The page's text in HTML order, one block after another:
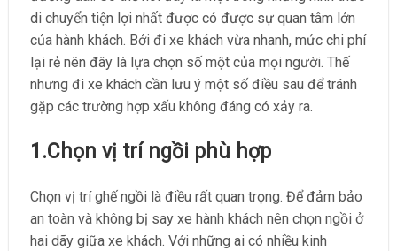
di chuyển tiện lợi nhất được có được sự quan tâm lớn
của hành khách. Bởi đi xe khách vừa nhanh, mức chi phí
lại rẻ nên đây là lựa chọn số một của mọi người. Thế
nhưng đi xe khách cần lưu ý một số điều sau để tránh
gặp các trường hợp xấu không đáng có xảy ra.
1.Chọn vị trí ngồi phù hợp
Chọn vị trí ghế ngồi là điều rất quan trọng. Để đảm bảo
an toàn và không bị say xe hành khách nên chọn ngồi ở
hai dãy giữa xe khách. Với những ai có nhiều kinh